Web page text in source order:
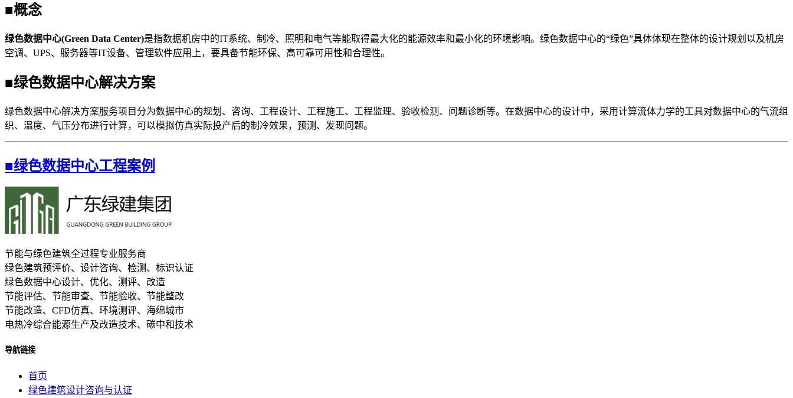
■概念
绿色数据中心(Green Data Center)是指数据机房中的IT系统、制冷、照明和电气等能取得最大化的能源效率和最小化的环境影响。绿色数据中心的“绿色”具体体现在整体的设计规划以及机房
空调、UPS、服务器等IT设备、管理软件应用上，要具备节能环保、高可靠可用性和合理性。
■绿色数据中心解决方案
绿色数据中心解决方案服务项目分为数据中心的规划、咨询、工程设计、工程施工、工程监理、验收检测、问题诊断等。在数据中心的设计中，采用计算流体力学的工具对数据中心的气流组
织、温度、气压分布进行计算，可以模拟仿真实际投产后的制冷效果，预测、发现问题。
■绿色数据中心工程案例
节能与绿色建筑全过程专业服务商
绿色建筑预评价、设计咨询、检测、标识认证
绿色数据中心设计、优化、测评、改造
节能评估、节能审查、节能验收、节能整改
节能改造、CFD仿真、环境测评、海绵城市
电热冷综合能源生产及改造技术、碳中和技术
导航链接
首页
绿色建筑设计咨询与认证